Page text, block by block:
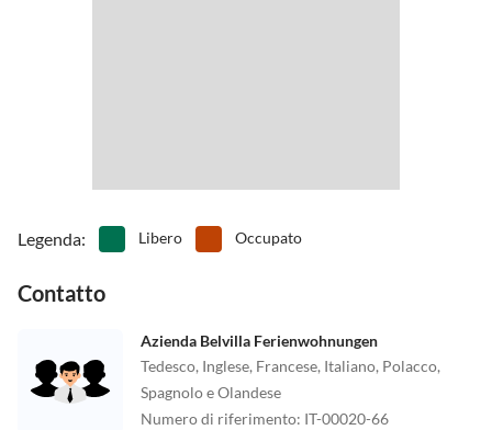
Legenda: Libero Occupato
Contatto
Azienda Belvilla Ferienwohnungen
Tedesco, Inglese, Francese, Italiano, Polacco,
Spagnolo e Olandese
Numero di riferimento: IT-00020-66